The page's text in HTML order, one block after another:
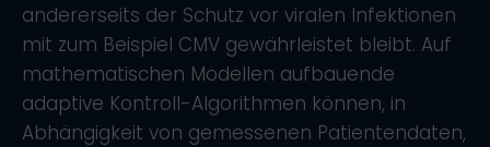
andererseits der Schutz vor viralen Infektionen
mit zum Beispiel CMV gewährleistet bleibt. Auf
mathematischen Modellen aufbauende
adaptive Kontroll-Algorithmen können, in
Abhängigkeit von gemessenen Patientendaten,